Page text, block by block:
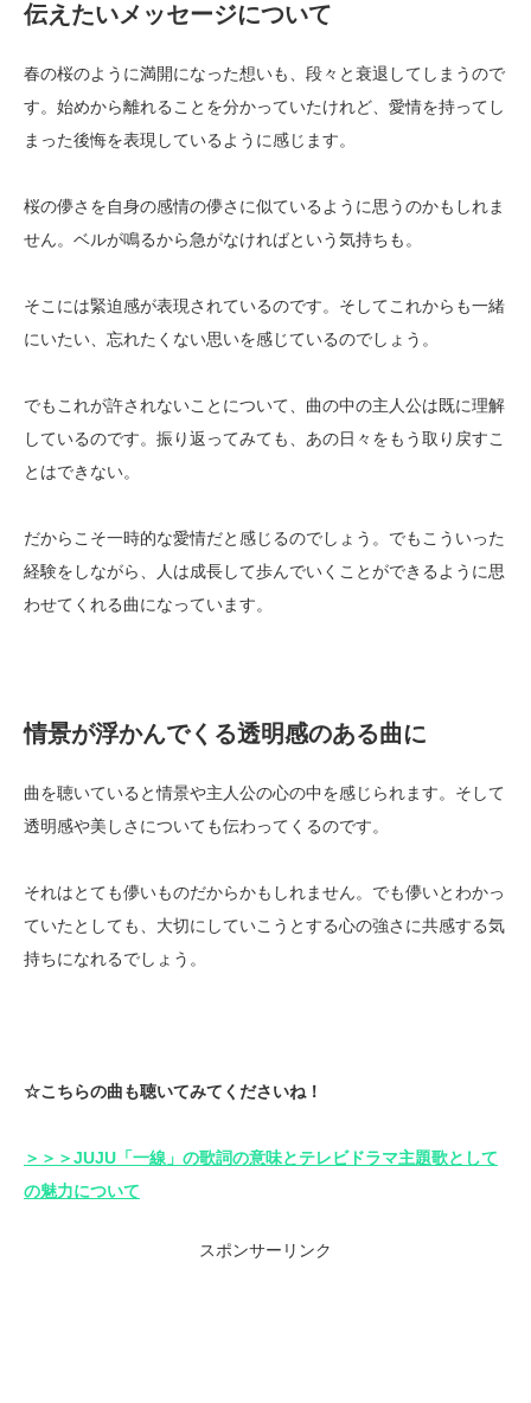
伝えたいメッセージについて
春の桜のように満開になった想いも、段々と衰退してしまうので
す。始めから離れることを分かっていたけれど、愛情を持ってし
まった後悔を表現しているように感じます。
桜の儚さを自身の感情の儚さに似ているように思うのかもしれま
せん。ベルが鳴るから急がなければという気持ちも。
そこには緊迫感が表現されているのです。そしてこれからも一緒
にいたい、忘れたくない思いを感じているのでしょう。
でもこれが許されないことについて、曲の中の主人公は既に理解
しているのです。振り返ってみても、あの日々をもう取り戻すこ
とはできない。
だからこそ一時的な愛情だと感じるのでしょう。でもこういった
経験をしながら、人は成長して歩んでいくことができるように思
わせてくれる曲になっています。
情景が浮かんでくる透明感のある曲に
曲を聴いていると情景や主人公の心の中を感じられます。そして
透明感や美しさについても伝わってくるのです。
それはとても儚いものだからかもしれません。でも儚いとわかっ
ていたとしても、大切にしていこうとする心の強さに共感する気
持ちになれるでしょう。
☆こちらの曲も聴いてみてくださいね！
＞＞＞JUJU「一線」の歌詞の意味とテレビドラマ主題歌として
の魅力について
スポンサーリンク